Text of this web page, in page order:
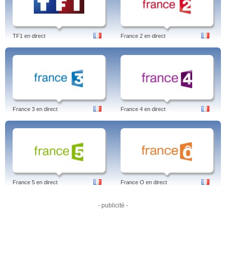
ゃる丸, おしりかじり虫, ガッ活！, がんばれ！ルルロロ, きかんしゃトーマスと
なかまたち, ギガントシューター つかさ, キングダム２,くつだる。, 獣の奏者
エリン 総集編, パッコロリン, はなかっぱ, ひつじのショーン, ピムとポムのち
っちゃな冒険, ファイ・ブレイン ～神のパズル, ふしぎのヤッポ島～プキプキ
とポイ, プチプチ・アニメ, ブルーナの絵本 ミッフィーとおともだち, ベイビー
ステップ, NHK.
NHKの番組表、番組情報やイベント情報、ニュースなど。
TF1 en direct France 2 en direct
France 3 en direct France 4 en direct
France 5 en direct France O en direct
- publicité -